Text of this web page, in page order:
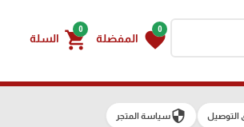
0
favorite المفضلة
0
shopping_cart السلة
التوصيل securityسياسة المتجر